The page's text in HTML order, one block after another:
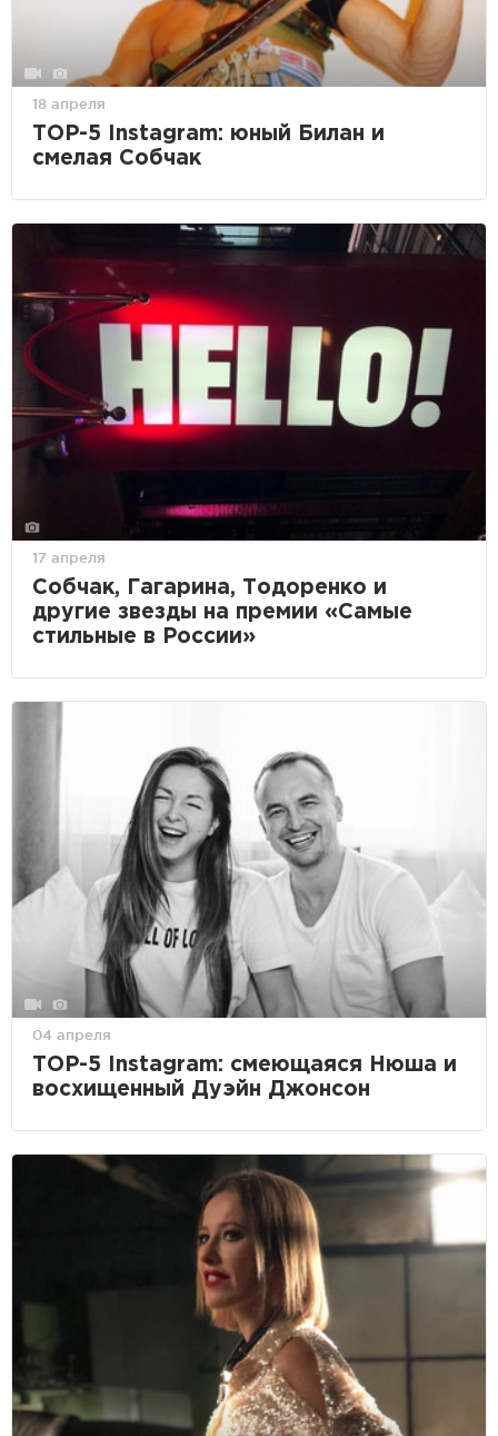
18 апреля
ТOP-5 Instagram: юный Билан и
смелая Собчак
17 апреля
Собчак, Гагарина, Тодоренко и
другие звезды на премии «Самые
стильные в России»
04 апреля
ТOP-5 Instagram: смеющаяся Нюша и
восхищенный Дуэйн Джонсон